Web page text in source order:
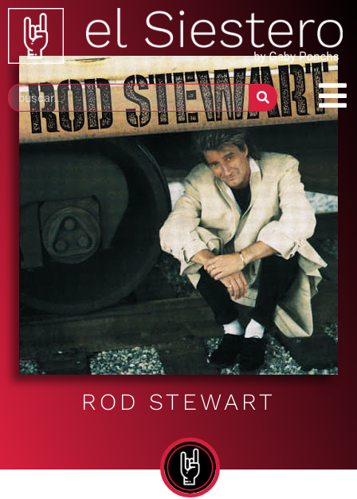
ROD STEWART